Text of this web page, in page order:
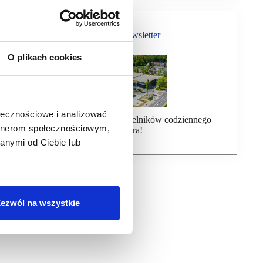
O plikach cookies
i analizować
społecznościowym,
od Ciebie lub
na wszystkie
Bezpłatny Newsletter
Dołącz do ponad 7000 czytelników codziennego
newslettera!